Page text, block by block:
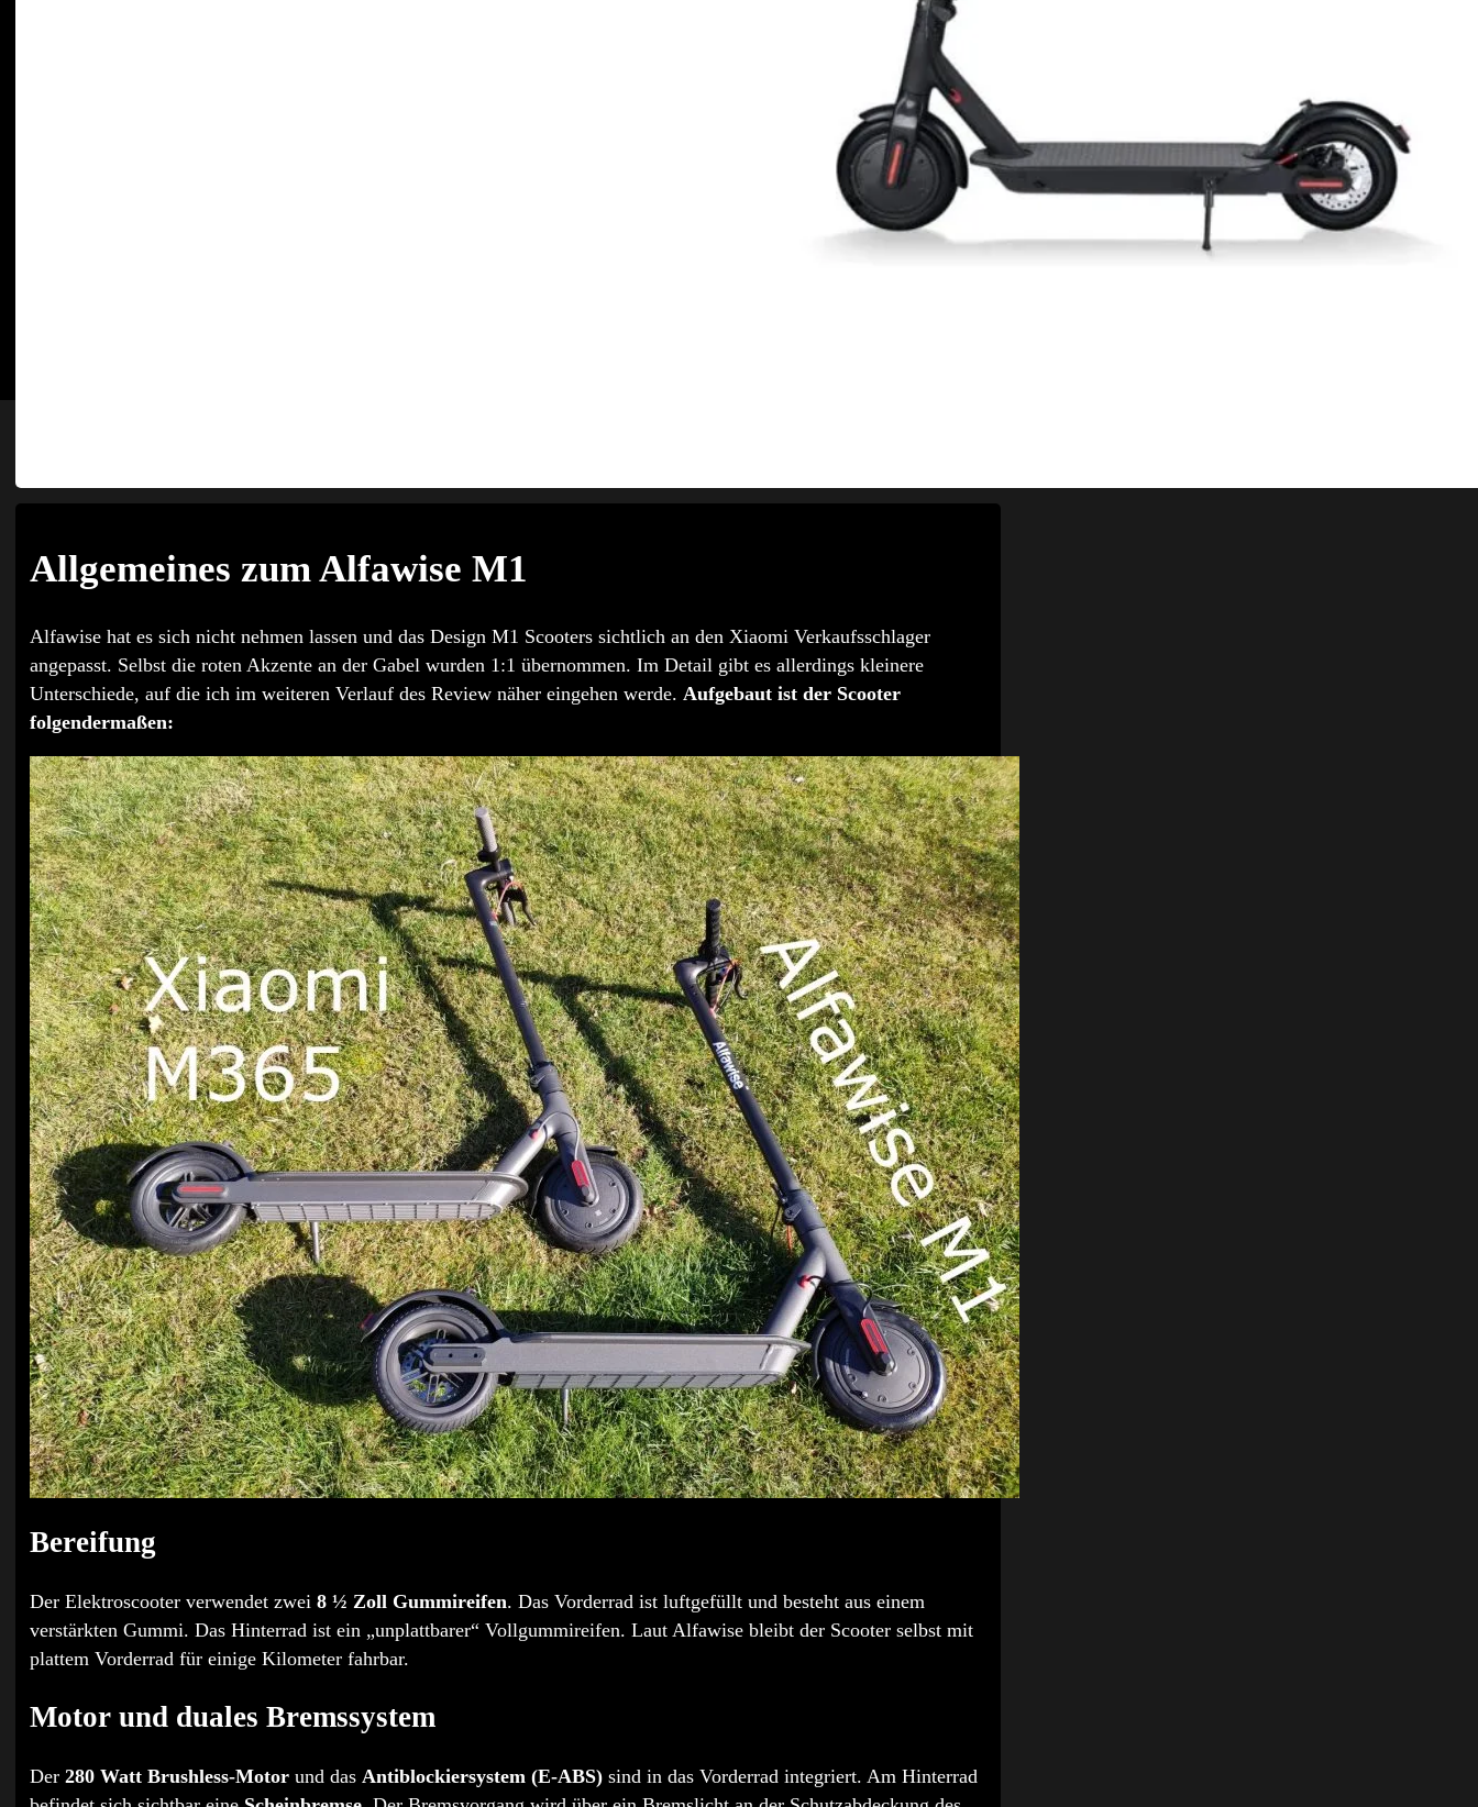
Allgemeines zum Alfawise M1
Alfawise hat es sich nicht nehmen lassen und das Design M1 Scooters sichtlich an den Xiaomi Verkaufsschlager
angepasst. Selbst die roten Akzente an der Gabel wurden 1:1 übernommen. Im Detail gibt es allerdings kleinere
Unterschiede, auf die ich im weiteren Verlauf des Review näher eingehen werde. Aufgebaut ist der Scooter
folgendermaßen:
Bereifung
Der Elektroscooter verwendet zwei 8 ½ Zoll Gummireifen. Das Vorderrad ist luftgefüllt und besteht aus einem
verstärkten Gummi. Das Hinterrad ist ein „unplattbarer“ Vollgummireifen. Laut Alfawise bleibt der Scooter selbst mit
plattem Vorderrad für einige Kilometer fahrbar.
Motor und duales Bremssystem
Der 280 Watt Brushless-Motor und das Antiblockiersystem (E-ABS) sind in das Vorderrad integriert. Am Hinterrad